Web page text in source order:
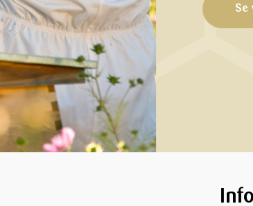
Se